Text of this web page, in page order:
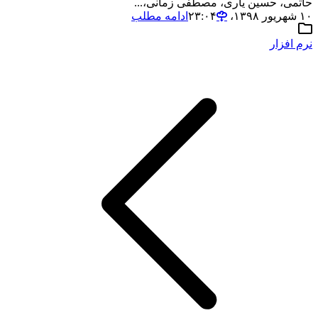
حاتمی، حسین یاری، مصطفی زمانی،...
۱۰ شهریور ۱۳۹۸،‏ ۲۳:۰۴
ادامه مطلب
نرم افزار